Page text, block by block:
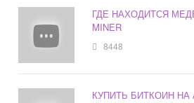
ГДЕ НАХОДИТСЯ
MINER
8448
КУПИТЬ БИТКОИН НА